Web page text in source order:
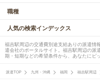
職種
人気の検索インデックス
福吉駅周辺の交通費別途支給ありの派遣情
遣会社のポータルサイト。福吉駅周辺の派
期・短期などの希望条件から、あなたにピ
派遣TOP 九州・沖縄 福岡 福吉駅周辺